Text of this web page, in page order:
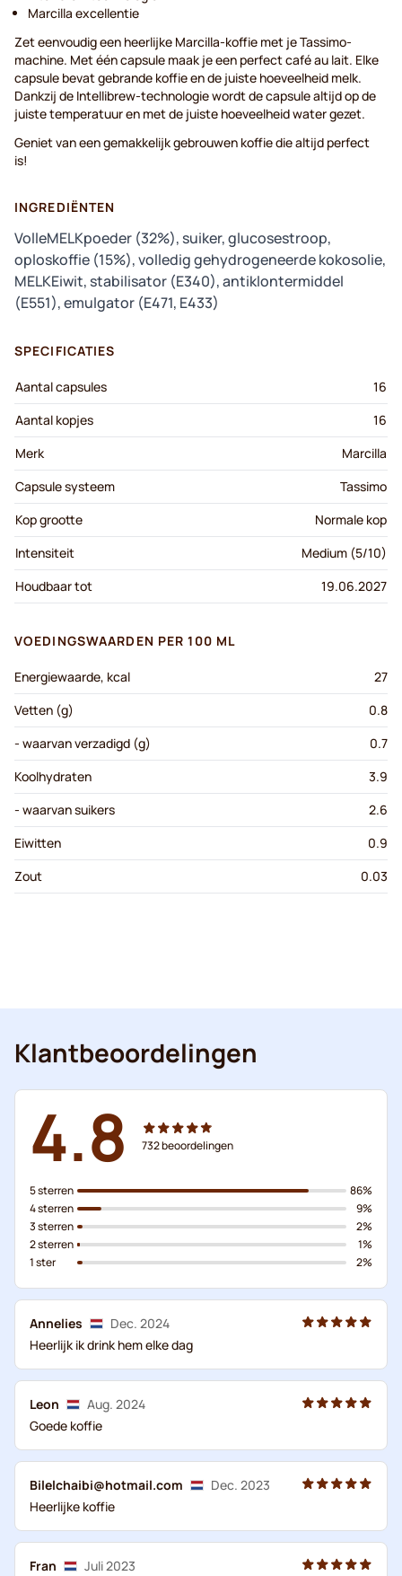
Marcilla excellentie
Zet eenvoudig een heerlijke Marcilla-koffie met je Tassimo-
machine. Met één capsule maak je een perfect café au lait. Elke
capsule bevat gebrande koffie en de juiste hoeveelheid melk.
Dankzij de Intellibrew-technologie wordt de capsule altijd op de
juiste temperatuur en met de juiste hoeveelheid water gezet.
Geniet van een gemakkelijk gebrouwen koffie die altijd perfect
is!
INGREDIËNTEN
VolleMELKpoeder (32%), suiker, glucosestroop,
oploskoffie (15%), volledig gehydrogeneerde kokosolie,
MELKEiwit, stabilisator (E340), antiklontermiddel
(E551), emulgator (E471, E433)
SPECIFICATIES
Aantal capsules
16
Aantal kopjes
16
Merk
Marcilla
Capsule systeem
Tassimo
Kop grootte
Normale kop
Intensiteit
Medium (5/10)
Houdbaar tot
19.06.2027
VOEDINGSWAARDEN PER 100 ML
Energiewaarde, kcal
27
Vetten (g)
0.8
- waarvan verzadigd (g)
0.7
Koolhydraten
3.9
- waarvan suikers
2.6
Eiwitten
0.9
Zout
0.03
Klantbeoordelingen
4.8 732beoordelingen
5 sterren
4 sterren
3 sterren
2 sterren
1 ster
86%
9%
2%
1%
2%
Annelies
Dec. 2024
Heerlijk ik drink hem elke dag
Leon
Aug. 2024
Goede koffie
Bilelchaibi@hotmail.com
Dec. 2023
Heerlijke koffie
Fran
Juli 2023